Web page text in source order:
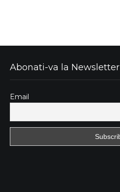
Abonati-va la Newsletter
Email